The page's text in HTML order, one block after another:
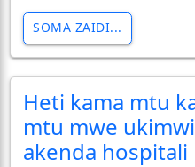
SOMA ZAIDI...
Heti kama mtu
mtu mwe
akenda hospitali